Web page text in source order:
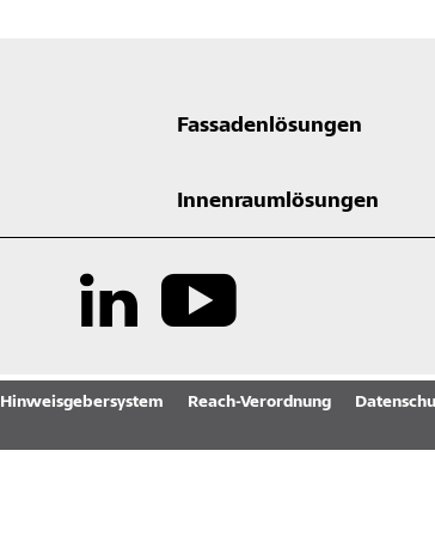
Fassadenlösungen
Innenraumlösungen
Hinweisgebersystem Reach-Verordnung